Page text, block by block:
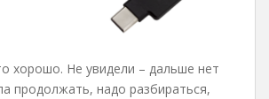
хорошо. Не увидели – дальше нет
продолжать, надо разбираться,